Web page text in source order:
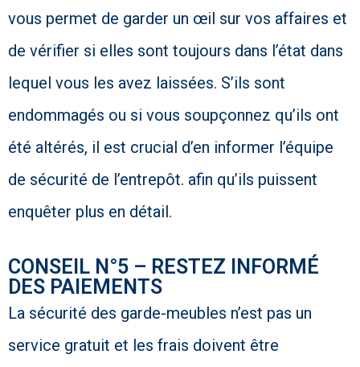
vous permet de garder un œil sur vos affaires et
de vérifier si elles sont toujours dans l’état dans
lequel vous les avez laissées. S’ils sont
endommagés ou si vous soupçonnez qu’ils ont
été altérés, il est crucial d’en informer l’équipe
de sécurité de l’entrepôt. afin qu’ils puissent
enquêter plus en détail.
CONSEIL N°5 – RESTEZ INFORMÉ
DES PAIEMENTS
La sécurité des garde-meubles n’est pas un
service gratuit et les frais doivent être